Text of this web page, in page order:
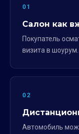
01
Салон как
Покупатель
визита в шоурум.
02
Автомобиль